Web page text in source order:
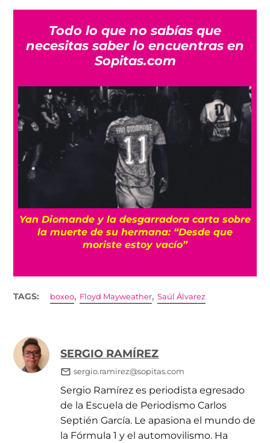
Todo lo que no sabías que
necesitas saber lo encuentras en
Sopitas.com
Yan Diomande y la desgarradora carta sobre
la muerte de su hermana: “Desde que
moriste estoy vacío”
TAGS: boxeo, Floyd Mayweather,Saúl Álvarez
SERGIO RAMÍREZ
sergio.ramirez@sopitas.com
Sergio Ramírez es periodista egresado
de la Escuela de Periodismo Carlos
Septién García. Le apasiona el mundo de
la Fórmula 1 y el automovilismo. Ha